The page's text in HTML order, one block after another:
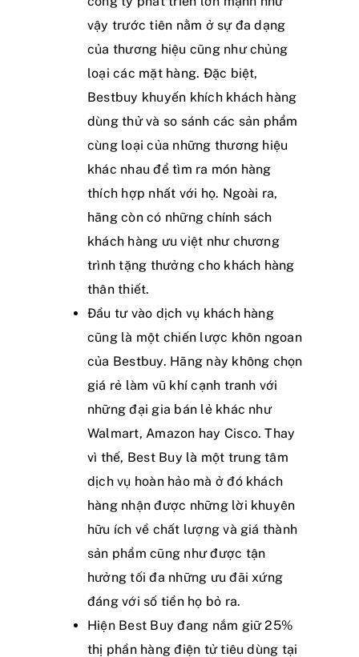
vậy trước tiên nằm ở sự đa dạng
của thương hiệu cũng như chủng
loại các mặt hàng. Đặc biệt,
Bestbuy khuyến khích khách hàng
dùng thử và so sánh các sản phẩm
cùng loại của những thương hiệu
khác nhau để tìm ra món hàng
thích hợp nhất với họ. Ngoài ra,
hãng còn có những chính sách
khách hàng ưu việt như chương
trình tặng thưởng cho khách hàng
thân thiết.
Đầu tư vào dịch vụ khách hàng
cũng là một chiến lược khôn ngoan
của Bestbuy. Hãng này không chọn
giá rẻ làm vũ khí cạnh tranh với
những đại gia bán lẻ khác như
Walmart, Amazon hay Cisco. Thay
vì thế, Best Buy là một trung tâm
dịch vụ hoàn hảo mà ở đó khách
hàng nhận được những lời khuyên
hữu ích về chất lượng và giá thành
sản phẩm cũng như được tận
hưởng tối đa những ưu đãi xứng
đáng với số tiền họ bỏ ra.
Hiện Best Buy đang nắm giữ 25%
thị phần hàng điện tử tiêu dùng tại